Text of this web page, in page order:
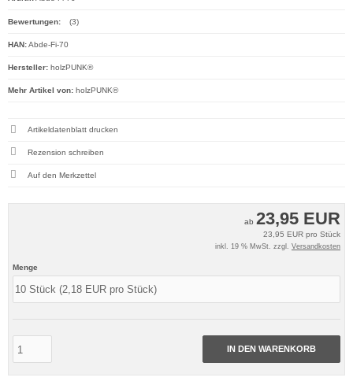
ab 23,95 EUR
23,95 EUR pro Stück
inkl. 19 % MwSt. zzgl. Versandkosten
Menge
IN DEN WARENKORB
Bewertungen: (3)
HAN:Abde-Fi-70
Hersteller: holzPUNK®
Mehr Artikel von: holzPUNK®
Artikeldatenblatt drucken
Rezension schreiben